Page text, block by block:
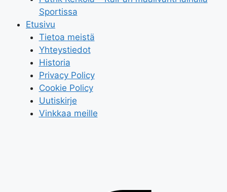
Sportissa
Etusivu
Tietoa meistä
Yhteystiedot
Historia
Privacy Policy
Cookie Policy
Uutiskirje
Vinkkaa meille